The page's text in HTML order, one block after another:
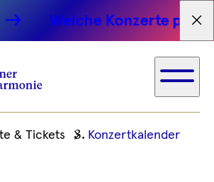
Welche Konzerte
& Tickets Konzertkalender